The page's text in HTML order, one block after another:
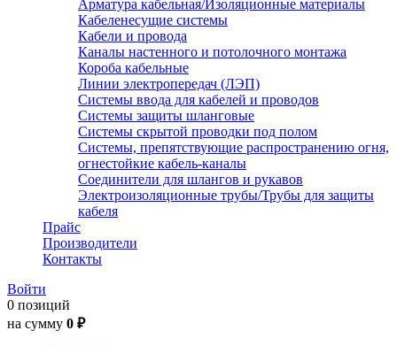
Арматура кабельная/Изоляционные материалы
Кабеленесущие системы
Кабели и провода
Каналы настенного и потолочного монтажа
Короба кабельные
Линии электропередач (ЛЭП)
Системы ввода для кабелей и проводов
Системы защиты шланговые
Системы скрытой проводки под полом
Системы, препятствующие распространению огня,
огнестойкие кабель-каналы
Соединители для шлангов и рукавов
Электроизоляционные трубы/Трубы для защиты
кабеля
Прайс
Производители
Контакты
Войти
0 позиций
на сумму 0 ₽